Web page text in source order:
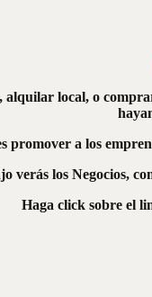
local, o
promover a los
verás los Negocios,
Haga click sobre el